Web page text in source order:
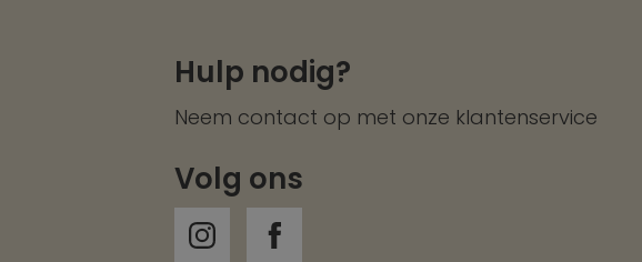
Hulp nodig?
Neem contact op met onze klantenservice
Volg ons